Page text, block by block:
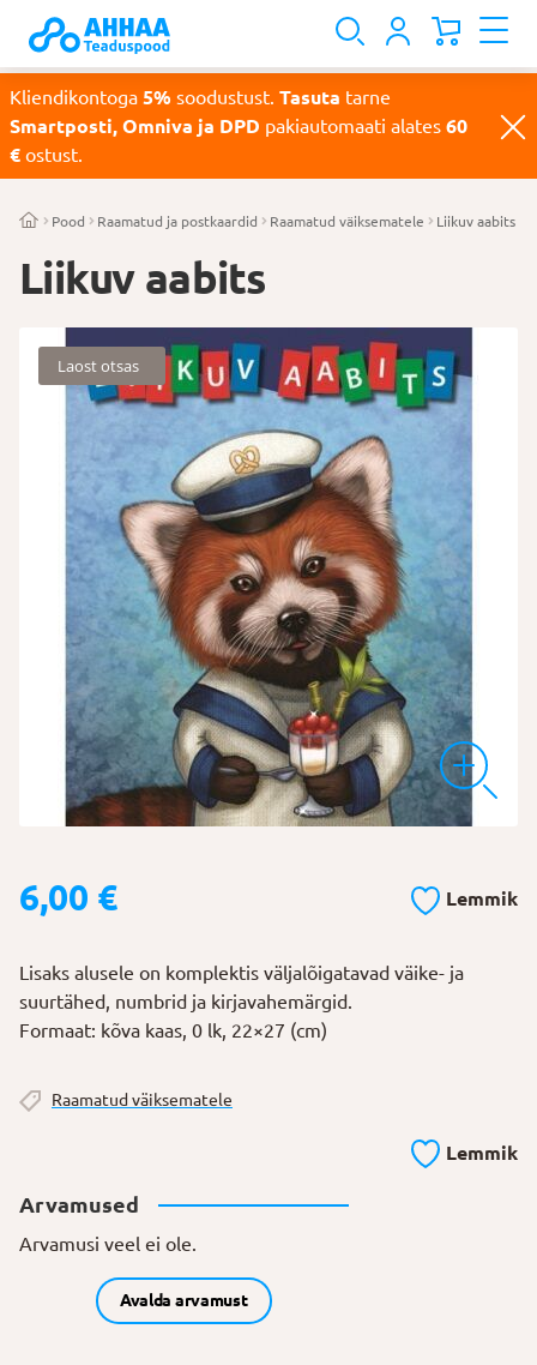
Kliendikontoga 5% soodustust. Tasuta tarne
Smartposti, Omniva ja DPD pakiautomaati alates 60
€ ostust.
Pood Raamatud ja postkaardid Raamatud väiksematele Liikuv aabits
Liikuv aabits
Laost otsas
6,00 € Lemmik
Lisaks alusele on komplektis väljalõigatavad väike- ja
suurtähed, numbrid ja kirjavahemärgid.
Formaat: kõva kaas, 0 lk, 22×27 (cm)
Lemmik
Raamatud väiksematele
Arvamused
Arvamusi veel ei ole.
Avalda arvamust